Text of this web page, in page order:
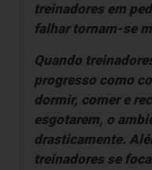
treinadores em
falhar tornam-se
Quando
progresso como
dormir, comer e
esgotarem, o
drasticamente.
treinadores se